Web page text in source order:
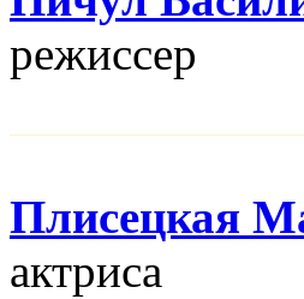
режисcер
Плисецкая
актриса